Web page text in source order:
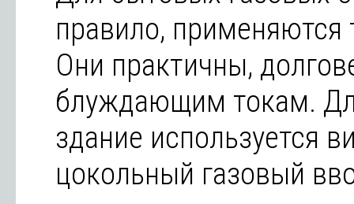
правило, применяются
Они практичны,
блуждающим токам.
здание используется
цокольный газовый